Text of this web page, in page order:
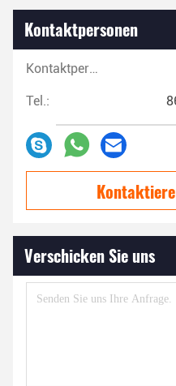
Kontaktpersonen
Kontaktpersonen:
Tel.:
Verschicken Sie uns